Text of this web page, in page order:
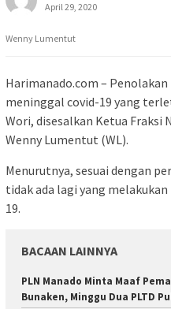
April 29, 2020
Wenny Lumentut
Harimanado.com –
meninggal covid-19 yang
Wori, disesalkan Ketua Fraksi
Wenny Lumentut (WL).
Menurutnya, sesuai dengan
tidak ada lagi yang
19.
BACAAN LAINNYA
PLN Manado Minta Maaf
Bunaken, Minggu Dua PLTD